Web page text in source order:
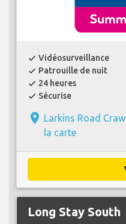
check Vidéosurveillance
check Patrouille de nuit
check 24 heures
check Sécurise
place Larkins Road
la carte
Long Stay South